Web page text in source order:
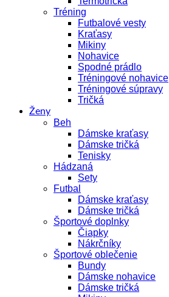
Tréning
Futbalové vesty
Kraťasy
Mikiny
Nohavice
Spodné prádlo
Tréningové nohavice
Tréningové súpravy
Tričká
Ženy
Beh
Dámske kraťasy
Dámske tričká
Tenisky
Hádzaná
Sety
Futbal
Dámske kraťasy
Dámske tričká
Športové doplnky
Čiapky
Nákrčníky
Športové oblečenie
Bundy
Dámske nohavice
Dámske tričká